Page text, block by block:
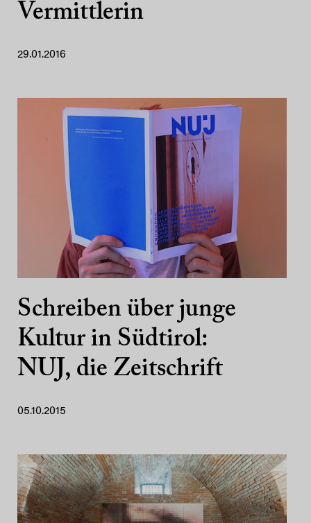
Vermittlerin
29.01.2016
Schreiben über junge
Kultur in Südtirol:
NUJ, die Zeitschrift
05.10.2015